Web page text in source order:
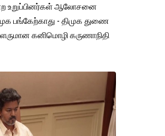
உறுப்பினர்கள் ஆலோசனை
பங்கேற்காது - திமுக துணை
கனிமொழி கருணாநிதி